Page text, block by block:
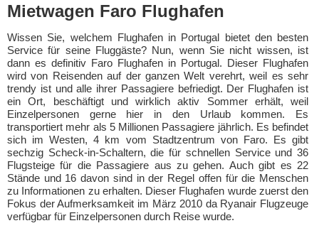
Mietwagen Faro Flughafen
Wissen Sie, welchem Flughafen in Portugal bietet den besten
Service für seine Fluggäste? Nun, wenn Sie nicht wissen, ist
dann es definitiv Faro Flughafen in Portugal. Dieser Flughafen
wird von Reisenden auf der ganzen Welt verehrt, weil es sehr
trendy ist und alle ihrer Passagiere befriedigt. Der Flughafen ist
ein Ort, beschäftigt und wirklich aktiv Sommer erhält, weil
Einzelpersonen gerne hier in den Urlaub kommen. Es
transportiert mehr als 5 Millionen Passagiere jährlich. Es befindet
sich im Westen, 4 km vom Stadtzentrum von Faro. Es gibt
sechzig Scheck-in-Schaltern, die für schnellen Service und 36
Flugsteige für die Passagiere aus zu gehen. Auch gibt es 22
Stände und 16 davon sind in der Regel offen für die Menschen
zu Informationen zu erhalten. Dieser Flughafen wurde zuerst den
Fokus der Aufmerksamkeit im März 2010 da Ryanair Flugzeuge
verfügbar für Einzelpersonen durch Reise wurde.